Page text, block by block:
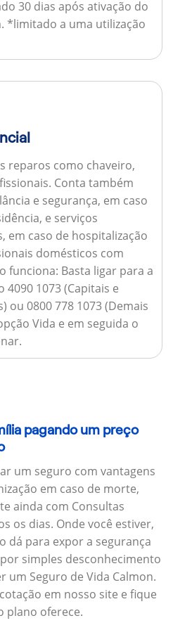
30 dias após ativação do
*limitado a uma utilização
reparos como chaveiro,
Conta também
e segurança, em caso
e serviços
em caso de hospitalização
domésticos com
funciona: Basta ligar para a
1073 (Capitais e
ou 0800 778 1073 (Demais
Vida e em seguida o
pagando um preço
um seguro com vantagens
em caso de morte,
ainda com Consultas
os dias. Onde você estiver,
dá para expor a segurança
simples desconhecimento
um Seguro de Vida Calmon.
em nosso site e fique
plano oferece.